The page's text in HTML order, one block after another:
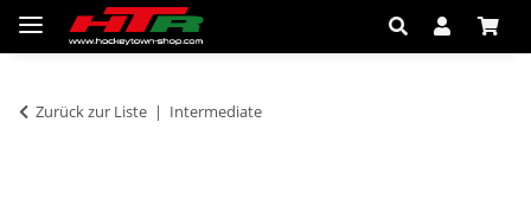
Zurück zur Liste Intermediate